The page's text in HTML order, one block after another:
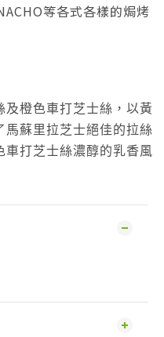
等各式各樣的焗烤
橙色車打芝士絲，以黃
蘇里拉芝士絕佳的拉絲
車打芝士絲濃醇的乳香風